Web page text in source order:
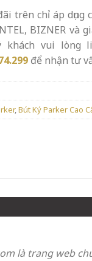
trên chỉ áp dụng
BIZNER
khách vui lòng
để nhận tư
, Bút Ký Parker Cao
là trang web